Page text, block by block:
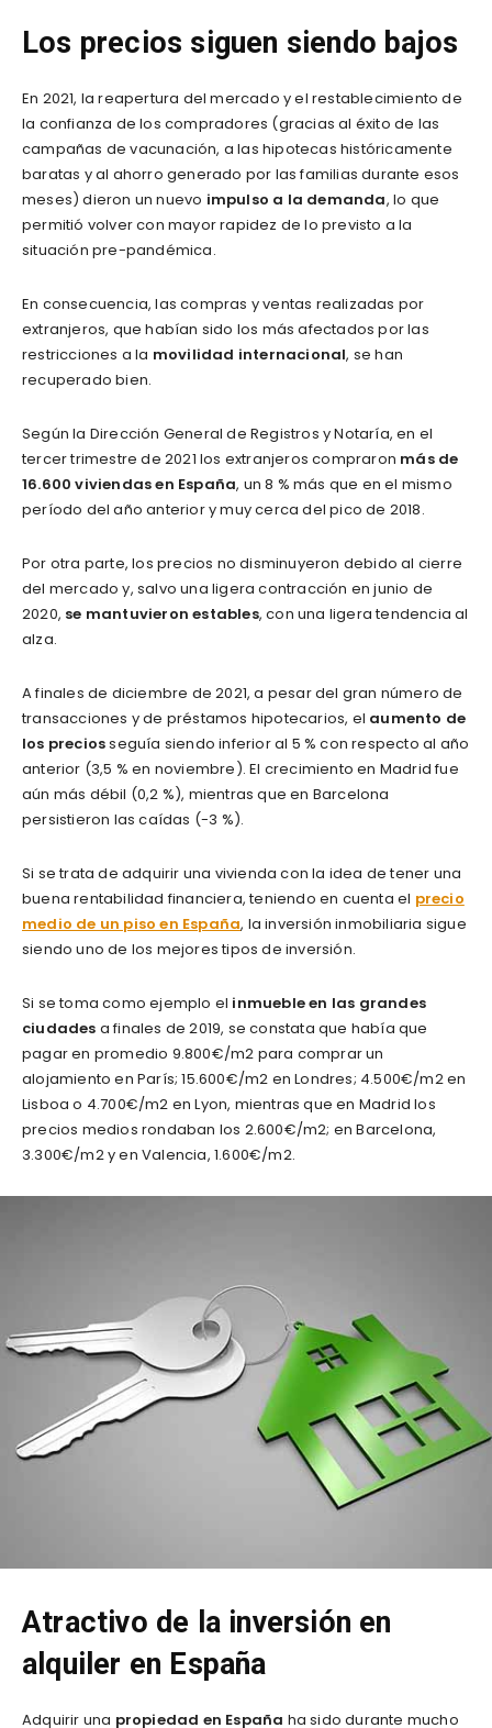
​Los precios siguen siendo bajos
En 2021, la reapertura del mercado y el restablecimiento de
la confianza de los compradores (gracias al éxito de las
campañas de vacunación, a las hipotecas históricamente
baratas y al ahorro generado por las familias durante esos
meses) dieron un nuevo impulso a la demanda, lo que
permitió volver con mayor rapidez de lo previsto a la
situación pre-pandémica.
En consecuencia, las compras y ventas realizadas por
extranjeros, que habían sido los más afectados por las
restricciones a la movilidad internacional, se han
recuperado bien.
Según la Dirección General de Registros y Notaría, en el
tercer trimestre de 2021 los extranjeros compraron más de
16.600 viviendas en España, un 8 % más que en el mismo
período del año anterior y muy cerca del pico de 2018.
Por otra parte, los precios no disminuyeron debido al cierre
del mercado y, salvo una ligera contracción en junio de
2020, se mantuvieron estables, con una ligera tendencia al
alza.
A finales de diciembre de 2021, a pesar del gran número de
transacciones y de préstamos hipotecarios, el aumento de
los preciosseguía siendo inferior al 5 % con respecto al año
anterior (3,5 % en noviembre). El crecimiento en Madrid fue
aún más débil (0,2 %), mientras que en Barcelona
persistieron las caídas (-3 %).
Si se trata de adquirir una vivienda con la idea de tener una
buena rentabilidad financiera, teniendo en cuenta el precio
medio de un piso en España, la inversión inmobiliaria sigue
siendo uno de los mejores tipos de inversión.
Si se toma como ejemplo el inmueble en las grandes
ciudades a finales de 2019, se constata que había que
pagar en promedio 9.800€/m2 para comprar un
alojamiento en París; 15.600€/m2 en Londres; 4.500€/m2 en
Lisboa o 4.700€/m2 en Lyon, mientras que en Madrid los
precios medios rondaban los 2.600€/m2; en Barcelona,
3.300€/m2 y en Valencia, 1.600€/m2.
​Atractivo de la inversión en
alquiler en España
Adquirir una propiedad en España ha sido durante mucho